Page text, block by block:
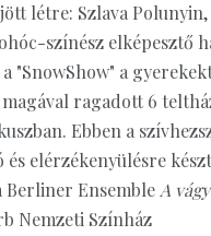
létre: Szlava
színész elképesztő
a "SnowShow" a
ragadott 6
Ebben a
elérzékenyülésre
Berliner EnsembleA vágy
Nemzeti Színház